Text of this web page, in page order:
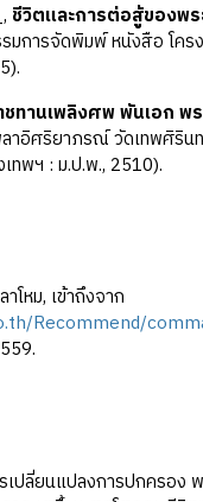
ชีวิตและการต่อสู้ของพร
มการจัดพิมพ์ หนังสือ โคร
ทานเพลิงศพ พันเอก พ
อิศริยาภรณ์ วัดเทพศิริน
ทพฯ : ม.ป.พ., 2510).
โหม, เข้าถึงจาก
Recommend/
เปลี่ยนแปลงการปกครอง